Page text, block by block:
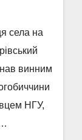
села на
винним
НГУ,